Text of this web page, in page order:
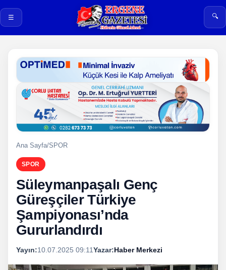
☰ 🔍
Ana Sayfa/SPOR
SPOR
Süleymanpaşalı Genç
Güreşçiler Türkiye
Şampiyonası’nda
Gururlandırdı
Yayın:10.07.2025 09:11Yazar:Haber Merkezi